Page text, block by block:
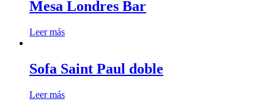
Mesa Londres Bar
Leer más
Sofa Saint Paul doble
Leer más